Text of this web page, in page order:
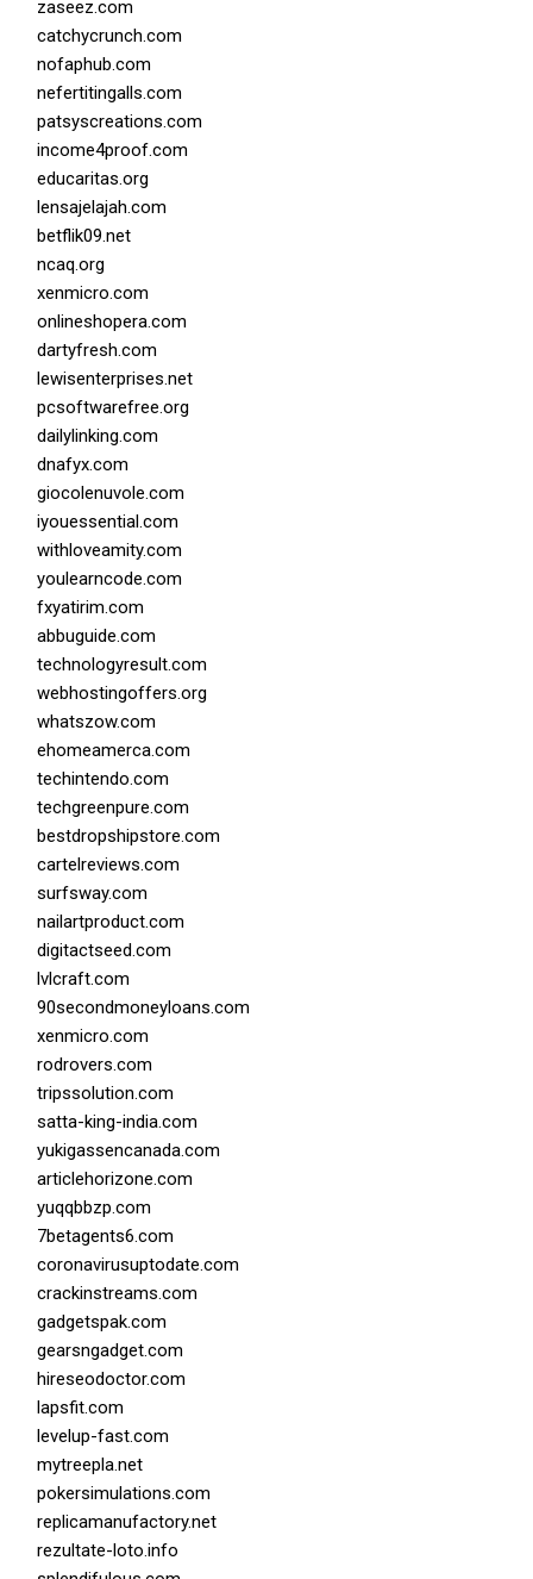
zaseez.com
catchycrunch.com
nofaphub.com
nefertitingalls.com
patsyscreations.com
income4proof.com
educaritas.org
lensajelajah.com
betflik09.net
ncaq.org
xenmicro.com
onlineshopera.com
dartyfresh.com
lewisenterprises.net
pcsoftwarefree.org
dailylinking.com
dnafyx.com
giocolenuvole.com
iyouessential.com
withloveamity.com
youlearncode.com
fxyatirim.com
abbuguide.com
technologyresult.com
webhostingoffers.org
whatszow.com
ehomeamerca.com
techintendo.com
techgreenpure.com
bestdropshipstore.com
cartelreviews.com
surfsway.com
nailartproduct.com
digitactseed.com
lvlcraft.com
90secondmoneyloans.com
xenmicro.com
rodrovers.com
tripssolution.com
satta-king-india.com
yukigassencanada.com
articlehorizone.com
yuqqbbzp.com
7betagents6.com
coronavirusuptodate.com
crackinstreams.com
gadgetspak.com
gearsngadget.com
hireseodoctor.com
lapsfit.com
levelup-fast.com
mytreepla.net
pokersimulations.com
replicamanufactory.net
rezultate-loto.info